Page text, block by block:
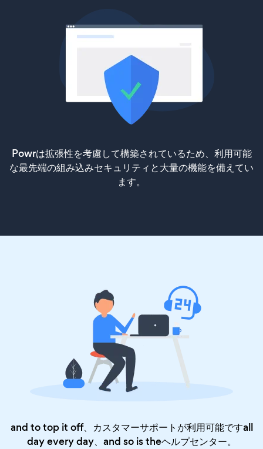
Powrは拡張性を考慮して構築されているため、利用可能
な最先端の組み込みセキュリティと大量の機能を備えてい
ます。
and to top it off、カスタマーサポートが利用可能ですall
day every day、and so is theヘルプセンター。